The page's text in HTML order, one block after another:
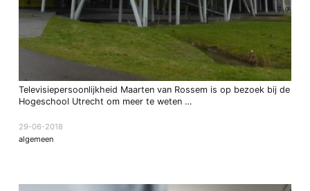
Televisiepersoonlijkheid Maarten van Rossem is op bezoek bij de
Hogeschool Utrecht om meer te weten …
29-06-2018
algemeen